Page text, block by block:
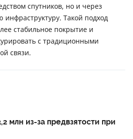
спутников, но и через
Такой подход
стабильное покрытие и
с традиционными
связи.
млн из-за предвзятости при